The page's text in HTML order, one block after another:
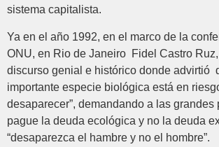
sistema capitalista.
Ya en el año 1992, en el marco de la
ONU, en Rio de Janeiro Fidel Castro
discurso genial e histórico donde advirtió
importante especie biológica está en
desaparecer”, demandando a las grandes
pague la deuda ecológica y no la deuda
“desaparezca el hambre y no el hombre”.